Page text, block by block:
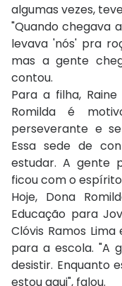
algumas vezes,
"Quando chegava
levava 'nós' pra
mas a gente
contou.
Para a filha,
Romilda é
perseverante e
Essa sede de
estudar. A gente
ficou com o
Hoje, Dona
Educação para
Clóvis Ramos
para a escola. "A
desistir. Enquanto
estou aqui", falou.